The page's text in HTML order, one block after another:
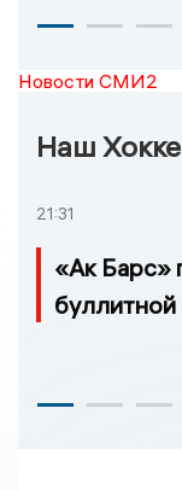
Новости СМИ2
Наш
21:31
«Ак Барс»
буллитной